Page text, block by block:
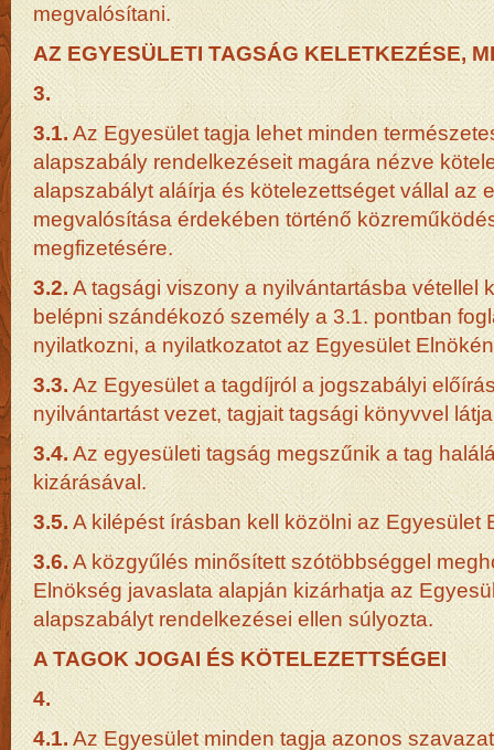
megvalósítani.
AZ EGYESÜLETI TAGSÁG KELETKEZÉSE,
3.
3.1.Az Egyesület tagja lehet minden
alapszabály rendelkezéseit magára nézve
alapszabályt aláírja és kötelezettséget vállal az
megvalósítása érdekében történő
megfizetésére.
3.2.A tagsági viszony a nyilvántartásba vétellel
belépni szándékozó személy a 3.1. pontban
nyilatkozni, a nyilatkozatot az Egyesület
3.3. Az Egyesület a tagdíjról a jogszabályi
nyilvántartást vezet, tagjait tagsági könyvvel
3.4.Az egyesületi tagság megszűnik a tag
kizárásával.
3.5. A kilépést írásban kell közölni az Egyesület
3.6.A közgyűlés minősített szótöbbséggel
Elnökség javaslata alapján kizárhatja az
alapszabályt rendelkezései ellen súlyozta.
A TAGOK JOGAI ÉS KÖTELEZETTSÉGEI
4.
4.1. Az Egyesület minden tagja azonos